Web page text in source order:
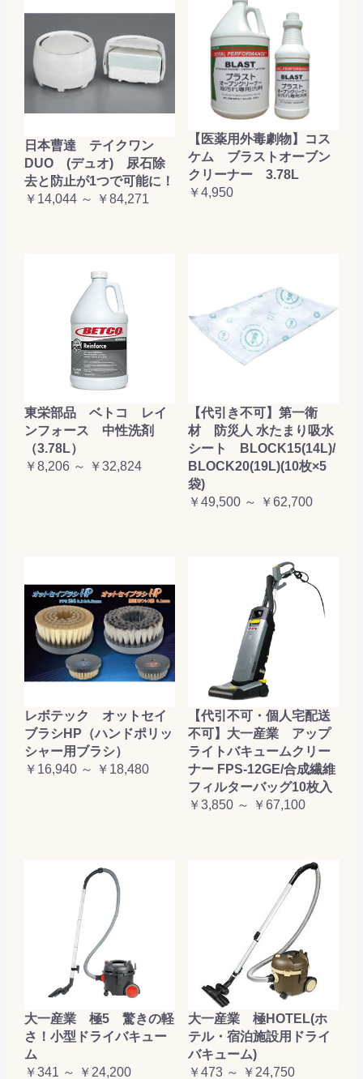
日本曹達 テイクワン
DUO (デュオ) 尿石除
去と防止が1つで可能に！
￥14,044 ～ ￥84,271
【医薬用外毒劇物】コス
ケム ブラストオーブン
クリーナー 3.78L
￥4,950
東栄部品 ベトコ レイ
ンフォース 中性洗剤
（3.78L）
￥8,206 ～ ￥32,824
【代引き不可】第一衛
材 防災人 水たまり吸水
シート BLOCK15(14L)/
BLOCK20(19L)(10枚×5
袋)
￥49,500 ～ ￥62,700
レボテック オットセイ
ブラシHP（ハンドポリッ
シャー用ブラシ）
￥16,940 ～ ￥18,480
【代引不可・個人宅配送
不可】大一産業 アップ
ライトバキュームクリー
ナー FPS-12GE/合成繊維
フィルターバッグ10枚入
￥3,850 ～ ￥67,100
大一産業 極5 驚きの軽
さ！小型ドライバキュー
ム
￥341 ～ ￥24,200
大一産業 極HOTEL(ホ
テル・宿泊施設用ドライ
バキューム)
￥473 ～ ￥24,750